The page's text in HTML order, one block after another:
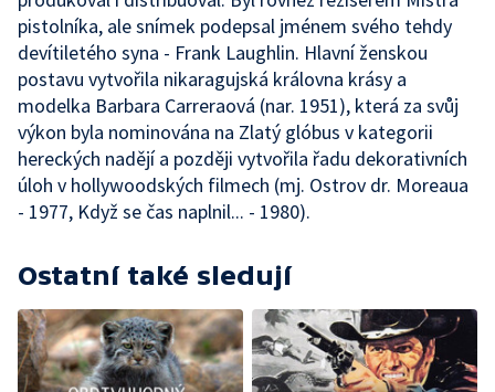
pistolníka, ale snímek podepsal jménem svého tehdy
devítiletého syna - Frank Laughlin. Hlavní ženskou
postavu vytvořila nikaragujská královna krásy a
modelka Barbara Carreraová (nar. 1951), která za svůj
výkon byla nominována na Zlatý glóbus v kategorii
hereckých nadějí a později vytvořila řadu dekorativních
úloh v hollywoodských filmech (mj. Ostrov dr. Moreaua
- 1977, Když se čas naplnil... - 1980).
Ostatní také sledují